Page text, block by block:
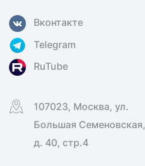
Вконтакте
Telegram
RuTube
107023, Москва, ул.
Большая Семеновская,
д. 40, стр.4